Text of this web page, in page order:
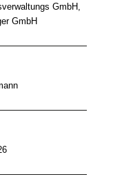
GmbH,
GmbH